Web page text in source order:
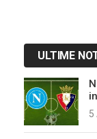
ULTIME
5